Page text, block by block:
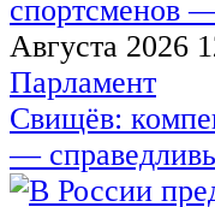
Августа 2026
Парламент
Свищёв:
—